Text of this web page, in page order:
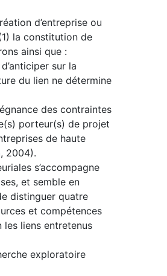
d’entreprise ou
la constitution de
ainsi que :
sur la
du lien ne détermine
des contraintes
porteur(s) de projet
de haute
2004).
s’accompagne
et semble en
distinguer quatre
et compétences
liens entretenus
exploratoire